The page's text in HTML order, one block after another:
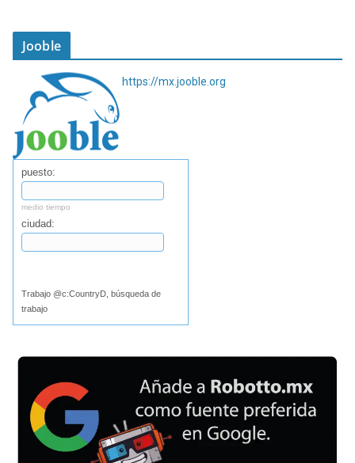
Jooble
https://mx.jooble.org
puesto:
medio tiempo
ciudad:
Trabajo @c:CountryD, búsqueda de
trabajo